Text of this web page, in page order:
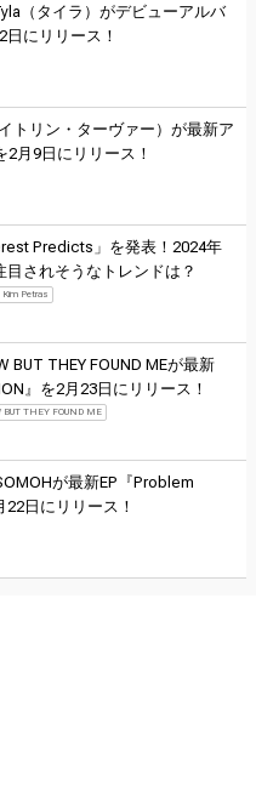
（タイラ）がデビューアルバ
日にリリース！
トリン・ターヴァー）が最新ア
月9日にリリース！
Predicts」を発表！2024年
目されそうなトレンドは？
Kim Petras
BUT THEY FOUND MEが最新
』を2月23日にリリース！
BUT THEY FOUND ME
が最新EP『Problem
日にリリース！